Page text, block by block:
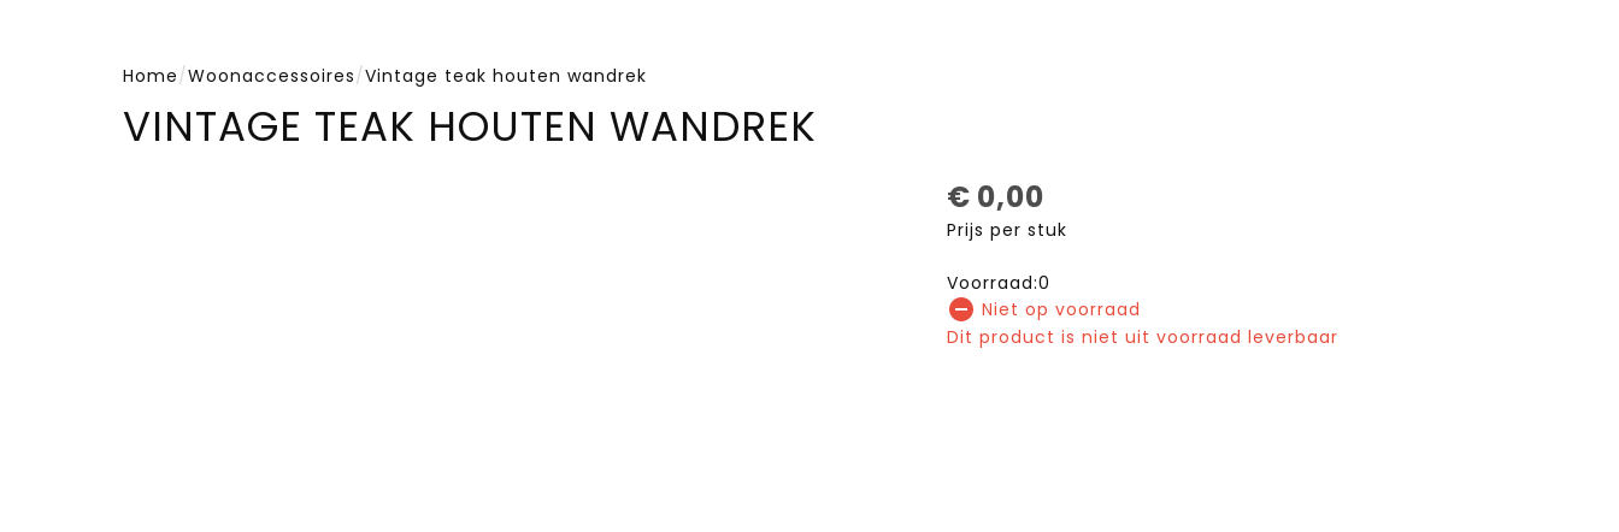
Home/Woonaccessoires/Vintage teak houten wandrek
VINTAGE TEAK HOUTEN WANDREK
€ 0,00
Prijs per stuk
Voorraad:0
Niet op voorraad
Dit product is niet uit voorraad leverbaar